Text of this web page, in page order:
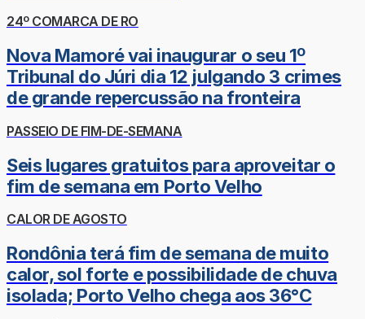
24º COMARCA DE RO
Nova Mamoré vai inaugurar o seu 1º
Tribunal do Júri dia 12 julgando 3 crimes
de grande repercussão na fronteira
PASSEIO DE FIM-DE-SEMANA
Seis lugares gratuitos para aproveitar o
fim de semana em Porto Velho
CALOR DE AGOSTO
Rondônia terá fim de semana de muito
calor, sol forte e possibilidade de chuva
isolada; Porto Velho chega aos 36°C